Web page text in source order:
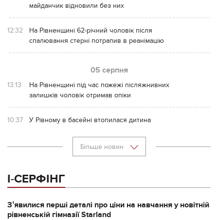
майданчик відновили без них
12:32
На Рівненщині 62-річний чоловік після
спалювання стерні потрапив в реанімацію
05 серпня
13:13
На Рівненщині під час пожежі післяжнивних
залишків чоловік отримав опіки
10:37 У Рівному в басейні втопилася дитина
Більше новин
І-СЕРФІНГ
Зʼявилися перші деталі про ціни на навчання у новітній
рівненській гімназії Starland